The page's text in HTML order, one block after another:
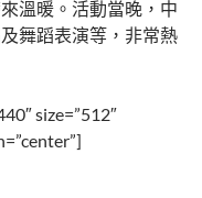
溫暖。活動當晚，中
舞蹈表演等，非常熱
size=”512″